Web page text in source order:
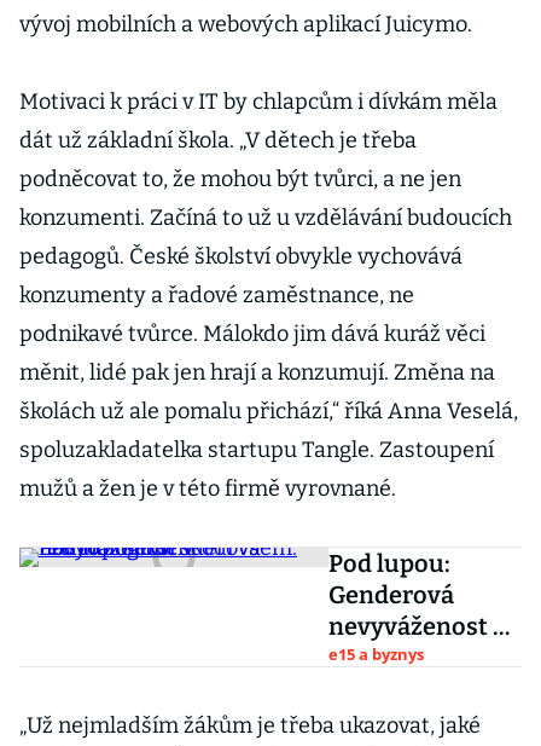
vývoj mobilních a webových aplikací Juicymo.
Motivaci k práci v IT by chlapcům i dívkám měla
dát už základní škola. „V dětech je třeba
podněcovat to, že mohou být tvůrci, a ne jen
konzumenti. Začíná to už u vzdělávání budoucích
pedagogů. České školství obvykle vychovává
konzumenty a řadové zaměstnance, ne
podnikavé tvůrce. Málokdo jim dává kuráž věci
měnit, lidé pak jen hrají a konzumují. Změna na
školách už ale pomalu přichází,“ říká Anna Veselá,
spoluzakladatelka startupu Tangle. Zastoupení
mužů a žen je v této firmě vyrovnané.
Pod lupou:
Genderová
nevyváženost v
technologiích
to změnit
e15 a byznys
„Už nejmladším žákům je třeba ukazovat, jaké